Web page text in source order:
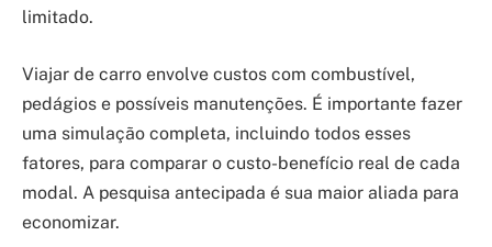
limitado.
Viajar de carro envolve custos com combustível,
pedágios e possíveis manutenções. É importante fazer
uma simulação completa, incluindo todos esses
fatores, para comparar o custo-benefício real de cada
modal. A pesquisa antecipada é sua maior aliada para
economizar.